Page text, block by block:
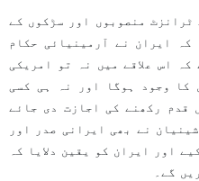
منصوبوں اور سڑکوں کے
ایران نے آرمینیائی حکام
اس علاقے میں نہ تو امریکی
کا وجود ہوگا اور نہ ہی کسی
قدم رکھنے کی اجازت دی جائے
نے بھی ایرانی صدر اور
اور ایران کو یقین دلایا کہ
گے۔